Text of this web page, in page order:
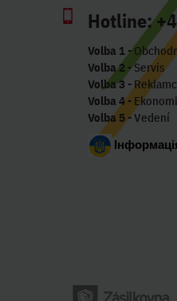
Hotline:
Volba 1-
Volba 2 - Servis
Volba 3 -
Volba 4-
Volba 5- Vedení